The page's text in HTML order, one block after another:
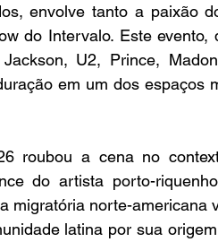
envolve tanto a paixão
do Intervalo. Este evento,
U2, Prince,
em um dos espaços
roubou a cena no
do artista porto-
migratória norte-americana
latina por sua